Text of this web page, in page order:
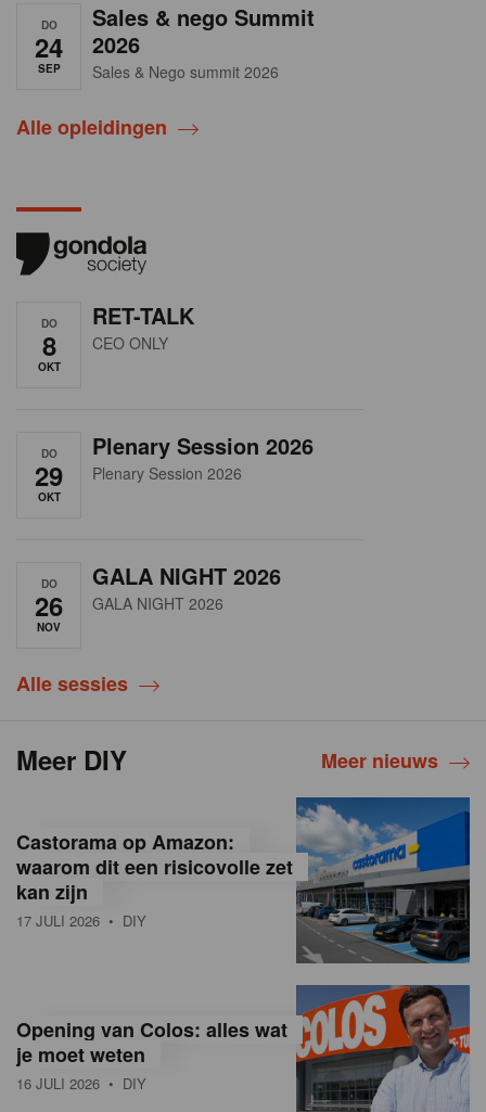
DO
24
SEP
Sales & nego Summit
2026
Sales & Nego summit 2026
Alle opleidingen
DO
8
OKT
RET-TALK
CEO ONLY
DO
29
OKT
Plenary Session 2026
Plenary Session 2026
DO
26
NOV
GALA NIGHT 2026
GALA NIGHT 2026
Alle sessies
Meer DIY Meer nieuws
Castorama op Amazon:
waarom dit een risicovolle zet
kan zijn
17 JULI 2026 • DIY
Opening van Colos: alles wat
je moet weten
16 JULI 2026 • DIY